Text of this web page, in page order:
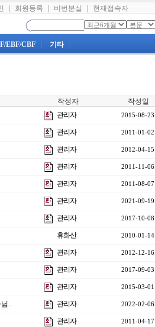
회원등록 비번분실 현재접속자
EBF/CBF 기타
작성자 작성일
관리자 2015-08-23
관리자 2011-01-02
관리자 2012-04-15
관리자 2011-11-06
관리자 2011-08-07
관리자 2021-09-19
관리자 2017-10-08
휴화산 2010-01-14
관리자 2012-12-16
관리자 2017-09-03
관리자 2015-03-01
.. 관리자 2022-02-06
관리자 2011-04-17